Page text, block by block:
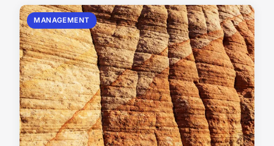
MANAGEMENT